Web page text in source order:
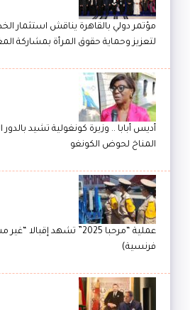
مؤتمر دولي بالقاهرة يناقش استثمار
لتعزيز وحماية حقوق المرأة بمشاركة
أديس أبابا .. وزيرة كونغولية تشيد
المناخ لحوض الكونغو
عملية “مرحبا 2025” تشهد
فرنسية)